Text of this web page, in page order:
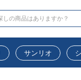
サンリオ